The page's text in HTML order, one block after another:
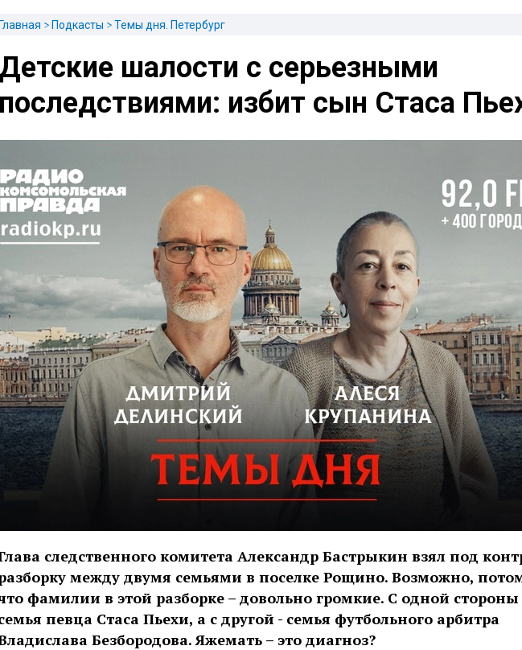
Главная Подкасты Темы дня. Петербург
Детские шалости с серьезными
последствиями: избит сын Стаса
следственного комитета Александр Бастрыкин взял под
между двумя семьями в поселке Рощино. Возможно,
фамилии в этой разборке – довольно громкие. С одной стороны
певца Стаса Пьехи, а с другой - семья футбольного арбитра
Безбородова. Яжемать – это диагноз?